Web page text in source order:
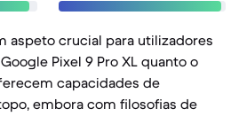
aspeto crucial para utilizadores
Pixel 9 Pro XL quanto o
capacidades de
embora com filosofias de